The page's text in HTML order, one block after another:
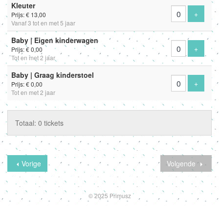
Kleuter
Prijs: € 13,00
Vanaf 3 tot en met 5 jaar
+Voeg
Baby | Eigen kinderwagen
Prijs: € 0,00
Tot en met 2 jaar
+Voeg
Baby | Graag kinderstoel
Prijs: € 0,00
Tot en met 2 jaar
+Voeg
Totaal: 0 tickets
Vorige Volgende
© 2025 Primusz